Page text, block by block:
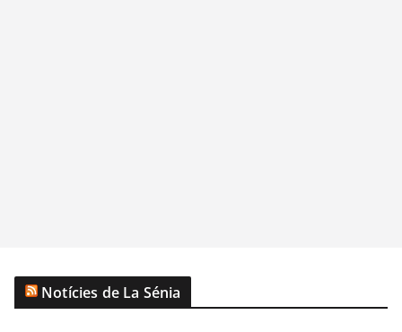
Notícies de La Sénia